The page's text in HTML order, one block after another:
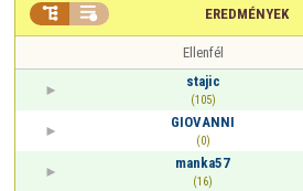
EREDMÉNYEK
 
Ellenfél
stajic
(105)
GIOVANNI
(0)
manka57
(16)